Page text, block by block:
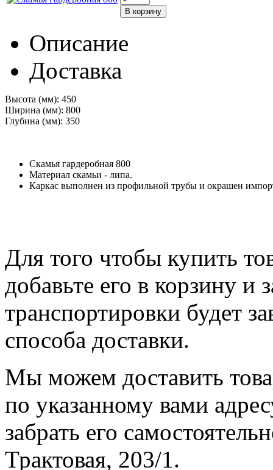
Описание
Доставка
Высота (мм): 450
Ширина (мм): 800
Глубина (мм): 350
Скамья гардеробная 800
Материал скамьи - липа.
Каркас выполнен из профильной трубы и окрашен
Для того чтобы купить
добавьте его в корзину и
транспортировки будет
способа доставки.
Мы можем доставить
по указанному вами
забрать его
Трактовая, 203/1.